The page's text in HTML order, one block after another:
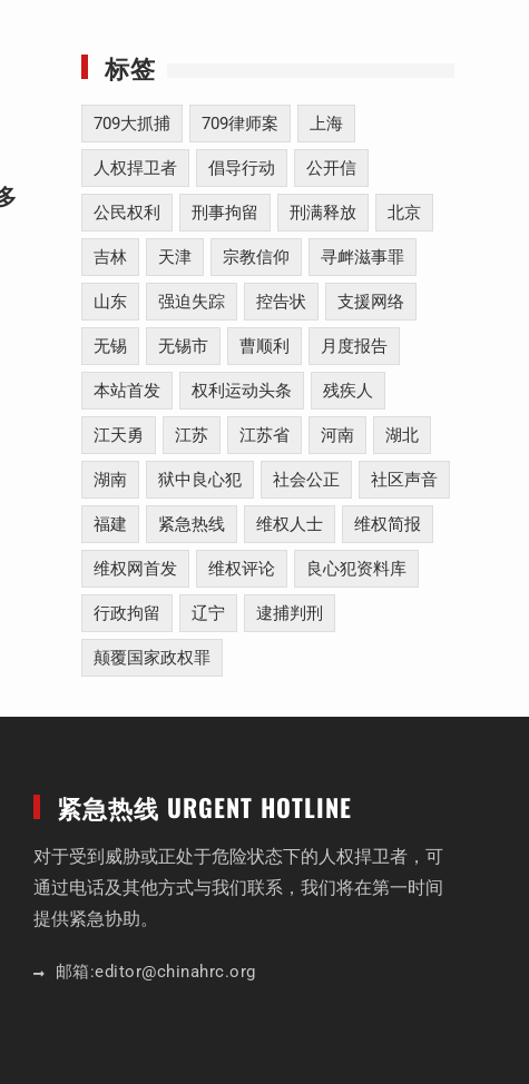
标签
709大抓捕 709律师案 上海
人权捍卫者 倡导行动 公开信
公民权利 刑事拘留 刑满释放 北京
吉林 天津 宗教信仰 寻衅滋事罪
山东 强迫失踪 控告状 支援网络
无锡 无锡市 曹顺利 月度报告
本站首发 权利运动头条 残疾人
江天勇 江苏 江苏省 河南 湖北
湖南 狱中良心犯 社会公正 社区声音
福建 紧急热线 维权人士 维权简报
维权网首发 维权评论 良心犯资料库
行政拘留 辽宁 逮捕判刑
颠覆国家政权罪
紧急热线 URGENT HOTLINE
对于受到威胁或正处于危险状态下的人权捍卫者，可
通过电话及其他方式与我们联系，我们将在第一时间
提供紧急协助。
邮箱:editor@chinahrc.org